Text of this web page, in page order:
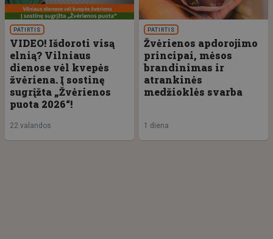
PATIRTIS
VIDEO! Išdoroti visą
elnią? Vilniaus
dienose vėl kvepės
žvėriena. Į sostinę
sugrįžta „Žvėrienos
puota 2026“!
22 valandos
PATIRTIS
Žvėrienos apdorojimo
principai, mėsos
brandinimas ir
atrankinės
medžioklės svarba
1 diena